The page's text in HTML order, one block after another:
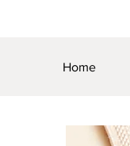
Home